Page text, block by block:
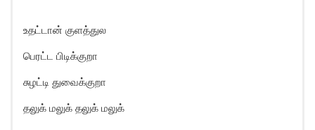
உதட்டான் குளத்துல
பெரட்ட பிடிக்குறா
சுழட்டி துவைக்குறா
தலுக் மலுக் தலுக் மலுக்